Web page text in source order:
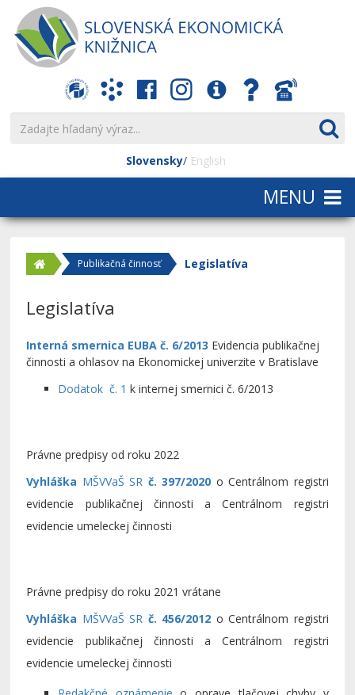
Slovensky English
Publikačná činnosť Legislatíva
Legislatíva
Interná smernica EUBA č. 6/2013 Evidencia publikačnej
činnosti a ohlasov na Ekonomickej univerzite v Bratislave
Dodatok č. 1 k internej smernici č. 6/2013
Právne predpisy od roku 2022
Vyhláška MŠVVaŠ SR č. 397/2020 o Centrálnom registri
evidencie publikačnej činnosti a Centrálnom registri
evidencie umeleckej činnosti
Právne predpisy do roku 2021 vrátane
Vyhláška MŠVVaŠ SR č. 456/2012 o Centrálnom registri
evidencie publikačnej činnosti a Centrálnom registri
evidencie umeleckej činnosti